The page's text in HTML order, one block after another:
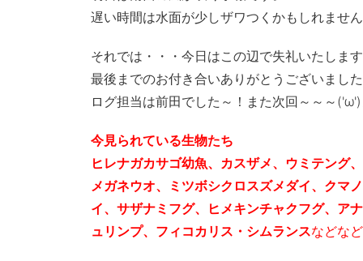
遅い時間は水面が少しザワつくかもしれませ
それでは・・・今日はこの辺で失礼いたします
最後までのお付き合いありがとうございました
ログ担当は前田でした～！また次回～～～
今見られている生物たち
ヒレナガカサゴ幼魚、カスザメ、ウミテング
メガネウオ、ミツボシクロスズメダイ、クマ
イ、サザナミフグ、ヒメキンチャクフグ、ア
ュリンプ、フィコカリス・シムランスなどな